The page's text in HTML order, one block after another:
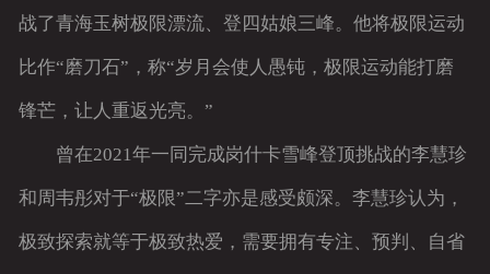
战了青海玉树极限漂流、登四姑娘三峰。他将极限运动
比作“磨刀石”，称“岁月会使人愚钝，极限运动能打磨
锋芒，让人重返光亮。”
曾在2021年一同完成岗什卡雪峰登顶挑战的李慧珍
和周韦彤对于“极限”二字亦是感受颇深。李慧珍认为，
极致探索就等于极致热爱，需要拥有专注、预判、自省